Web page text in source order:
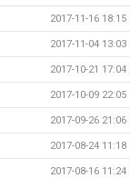
2017-11-16 18:15
2017-11-04 13:03
2017-10-21 17:04
2017-10-09 22:05
2017-09-26 21:06
2017-08-24 11:18
2017-08-16 11:24